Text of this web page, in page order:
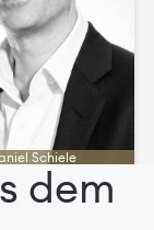
Schiele
dem